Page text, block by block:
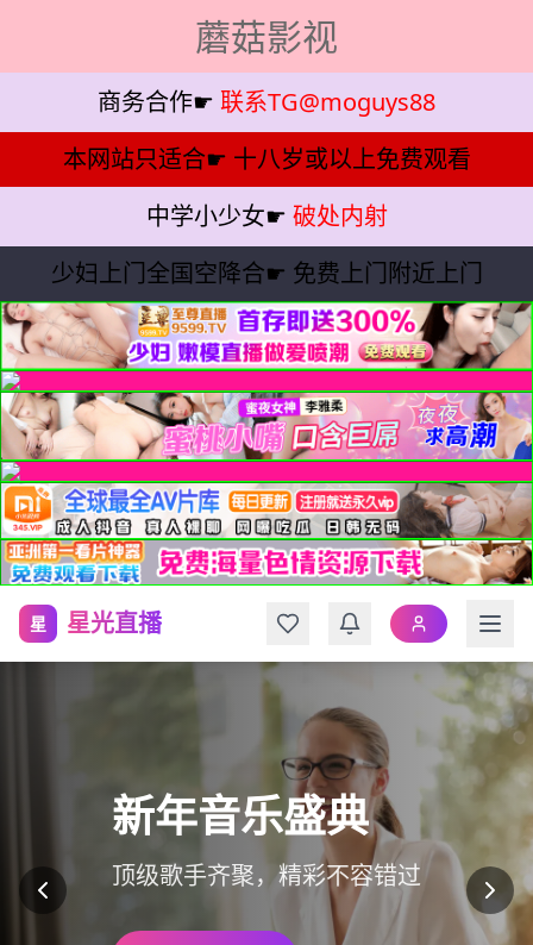
蘑菇影视
商务合作☛ 联系TG@moguys88
本网站只适合☛ 十八岁或以上免费观看
中学小少女☛ 破处内射
少妇上门全国空降合☛ 免费上门附近上门
星 星光直播
新年音乐盛典
顶级歌手齐聚，精彩不容错过